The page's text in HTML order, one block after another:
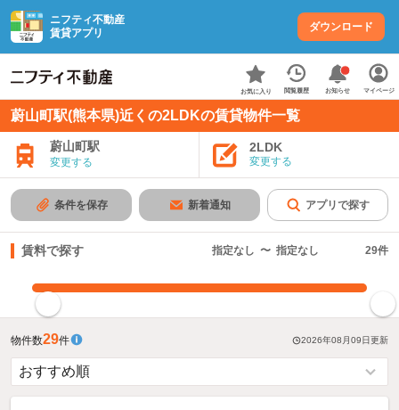
ニフティ不動産
賃貸アプリ
ダウンロード
お気に入り 閲覧履歴 お知らせ マイページ
蔚山町駅(熊本県)近くの2LDKの賃貸物件一覧
蔚山町駅
変更する
2LDK
変更する
条件を保存 新着通知 アプリで探す
賃料で探す 指定なし 〜 指定なし 29件
物件数29件 2026年08月09日更新